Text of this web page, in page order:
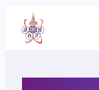
เนื้อหา